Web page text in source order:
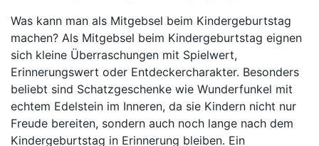
Was kann man als Mitgebsel beim Kindergeburtstag
machen? Als Mitgebsel beim Kindergeburtstag eignen
sich kleine Überraschungen mit Spielwert,
Erinnerungswert oder Entdeckercharakter. Besonders
beliebt sind Schatzgeschenke wie Wunderfunkel mit
echtem Edelstein im Inneren, da sie Kindern nicht nur
Freude bereiten, sondern auch noch lange nach dem
Kindergeburtstag in Erinnerung bleiben. Ein